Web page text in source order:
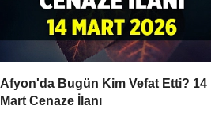
Afyon'da Bugün Kim Vefat Etti? 14
Mart Cenaze İlanı